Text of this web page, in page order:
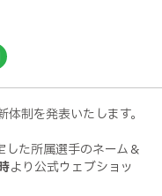
制を発表いたします。
た所属選手のネーム＆
より公式ウェブショッ